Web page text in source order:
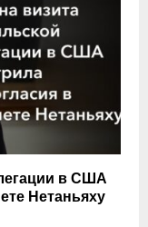
в США
Нетаньяху